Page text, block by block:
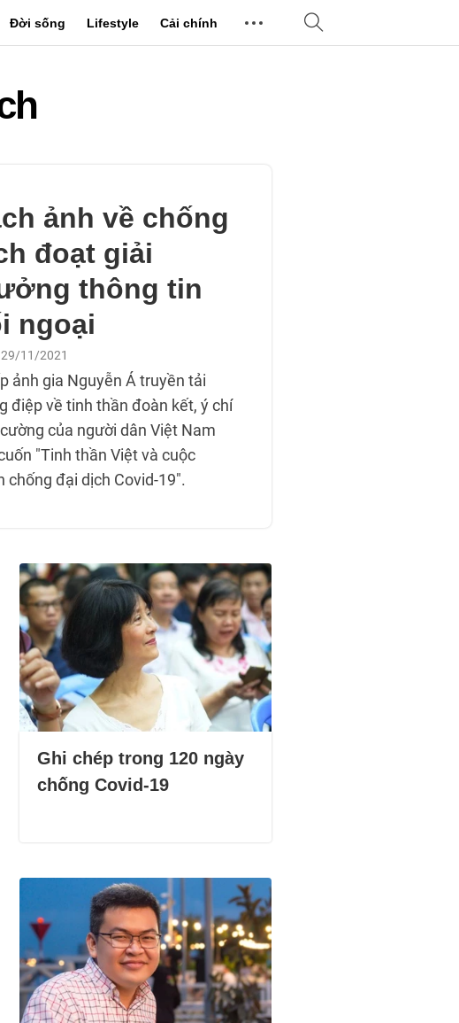
Đời sống Lifestyle Cải chính
ảnh về chống
đoạt giải
thông tin
ngoại
29/11/2021
ảnh gia Nguyễn Á truyền tải
điệp về tinh thần đoàn kết, ý chí
của người dân Việt Nam
"Tinh thần Việt và cuộc
chống đại dịch Covid-19".
Ghi chép trong 120 ngày
chống Covid-19